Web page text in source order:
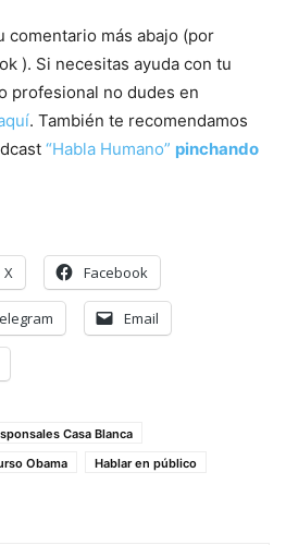
comentario más abajo (por
). Si necesitas ayuda con tu
profesional no dudes en
. También te recomendamos
“Habla Humano” pinchando
X Facebook
Email
Casa Blanca
Obama
Hablar en público